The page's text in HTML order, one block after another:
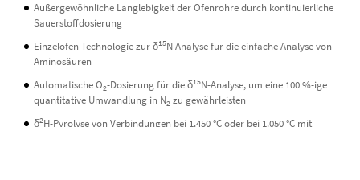
Außergewöhnliche Langlebigkeit der Ofenrohre durch kontinuierliche
Sauerstoffdosierung
Einzelofen-Technologie zur δ15N Analyse für die einfache Analyse von
Aminosäuren
Automatische O2-Dosierung für die δ15N-Analyse, um eine 100 %-ige
quantitative Umwandlung in N2 zu gewährleisten
δ2H-Pyrolyse von Verbindungen bei 1.450 °C oder bei 1.050 °C mit